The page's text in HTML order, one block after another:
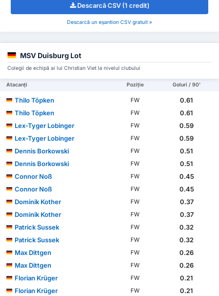
Descarcă CSV (1 credit)
Descarcă un eșantion CSV gratuit »
MSV Duisburg Lot
Colegii de echipă ai lui Christian Viet la nivelul clubului
Atacanți Poziție Goluri / 90'
Thilo Töpken FW
0.61
Thilo Töpken
FW
0.61
Lex-Tyger Lobinger
FW
0.59
Lex-Tyger Lobinger
FW
0.59
Dennis Borkowski
FW
0.51
Dennis Borkowski
FW
0.51
Connor Noß
FW
0.45
Connor Noß
FW
0.45
Dominik Kother
FW
0.37
Dominik Kother
FW
0.37
Patrick Sussek
FW
0.32
Patrick Sussek
FW
0.32
Max Dittgen
FW
0.26
Max Dittgen
FW
0.26
Florian Krüger
FW
0.21
Florian Krüger
FW
0.21